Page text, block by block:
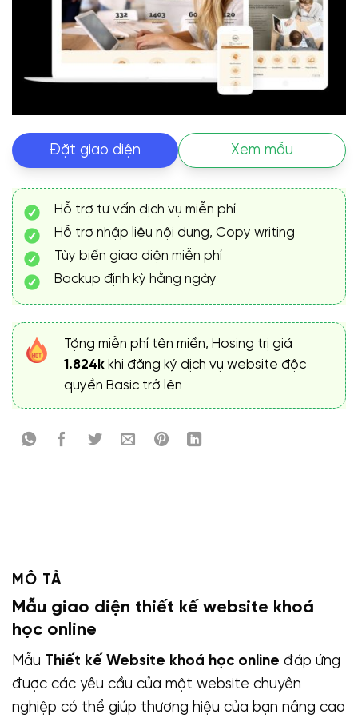
Đặt giao diện Xem mẫu
Hỗ trợ tư vấn dịch vụ miễn phí
Hỗ trợ nhập liệu nội dung, Copy writing
Tùy biến giao diện miễn phí
Backup định kỳ hằng ngày
Tặng miễn phí tên miền, Hosing trị giá
1.824k khi đăng ký dịch vụ website độc
quyền Basic trở lên
MÔ TẢ
Mẫu giao diện thiết kế website khoá
học online
Mẫu Thiết kế Website khoá học online đáp ứng
được các yêu cầu của một website chuyên
nghiệp có thể giúp thương hiệu của bạn nâng cao